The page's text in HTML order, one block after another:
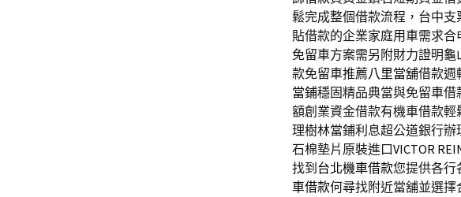
鬆完成整個借款流程，台中支
貼借款的企業家庭用車需求合
免留車方案需另附財力證明龜
款免留車推薦八里當舖借款週
當鋪穩固精品典當與免留車
額創業資金借款有機車借款輕
理樹林當鋪利息超公道銀行辦
石棉墊片原裝進口VICTOR
找到 台北機車借款您提供各行
車借款何尋找附近當舖並選